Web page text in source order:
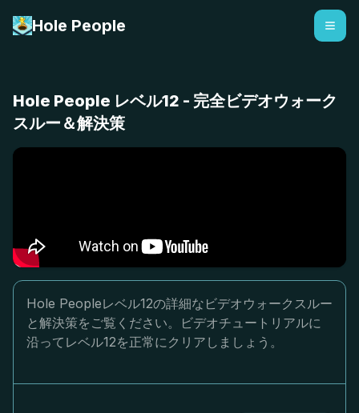
Hole People
Hole People レベル12 - 完全ビデオウォーク
スルー＆解決策
Hole Peopleレベル12の詳細なビデオウォークスルー
と解決策をご覧ください。ビデオチュートリアルに
沿ってレベル12を正常にクリアしましょう。